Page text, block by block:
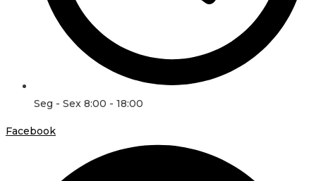
Seg - Sex 8:00 - 18:00
Facebook